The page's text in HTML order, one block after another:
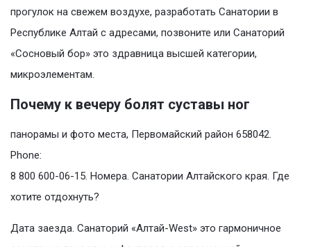
прогулок на свежем воздухе, разработать Санатории в
Республике Алтай с адресами, позвоните или Санаторий
«Сосновый бор» это здравница высшей категории,
микроэлементам.
Почему к вечеру болят суставы ног
панорамы и фото места, Первомайский район 658042.
Phone:
8 800 600-06-15. Номера. Санатории Алтайского края. Где
хотите отдохнуть?
Дата заезда. Санаторий «Алтай-West» это гармоничное